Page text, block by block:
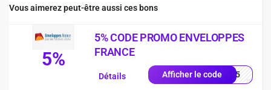
Vous aimerez peut-être aussi ces bons
5%
5% CODE PROMO ENVELOPPES
FRANCE
Afficher le codeRST5
Détails